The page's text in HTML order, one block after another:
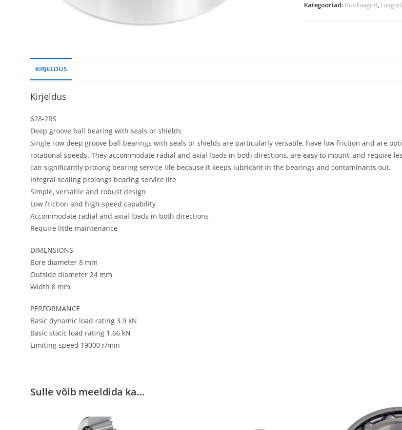
Kategooriad: Kuullaagrid, Laagrid
KIRJELDUS
Kirjeldus
628-2RS
Deep groove ball bearing with seals or shields
Single row deep groove ball bearings with seals or shields are particularly versatile, have low friction and are
rotational speeds. They accommodate radial and axial loads in both directions, are easy to mount, and require
can significantly prolong bearing service life because it keeps lubricant in the bearings and contaminants out.
Integral sealing prolongs bearing service life
Simple, versatile and robust design
Low friction and high-speed capability
Accommodate radial and axial loads in both directions
Require little maintenance
DIMENSIONS
Bore diameter 8 mm
Outside diameter 24 mm
Width 8 mm
PERFORMANCE
Basic dynamic load rating 3.9 kN
Basic static load rating 1.66 kN
Limiting speed 19000 r/min
Sulle võib meeldida ka…